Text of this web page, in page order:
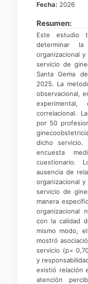
Fecha: 2026
Resumen:
Este estudio
determinar
organizacional
servicio de
Santa Gema
2025. La
observacional,
correlacional.
por 50
dicho
encuesta
cuestionario.
ausencia de
organizacional
servicio de
manera
organizacional
con la calidad
mismo modo,
mostró
servicio (p=
y
existió relación
atención